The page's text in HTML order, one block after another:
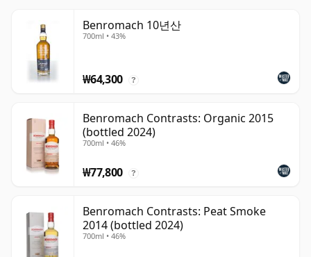
Benromach 10년산
700ml • 43%
₩64,300 ?
Benromach Contrasts: Organic 2015
(bottled 2024)
700ml • 46%
₩77,800 ?
Benromach Contrasts: Peat Smoke
2014 (bottled 2024)
700ml • 46%